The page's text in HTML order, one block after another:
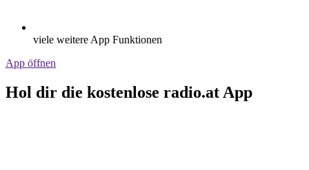
viele weitere App Funktionen
App öffnen
Hol dir die kostenlose radio.at App